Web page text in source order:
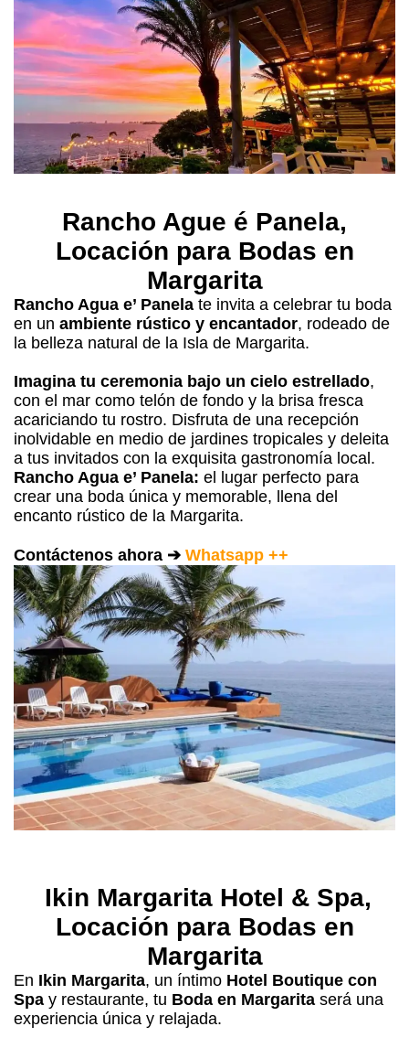
Rancho Ague é Panela,
Locación para Bodas en
Margarita
Rancho Agua e’ Panela te invita a celebrar tu boda
en un ambiente rústico y encantador, rodeado de
la belleza natural de la Isla de Margarita.
Imagina tu ceremonia bajo un cielo estrellado,
con el mar como telón de fondo y la brisa fresca
acariciando tu rostro. Disfruta de una recepción
inolvidable en medio de jardines tropicales y deleita
a tus invitados con la exquisita gastronomía local.
Rancho Agua e’ Panela: el lugar perfecto para
crear una boda única y memorable, llena del
encanto rústico de la Margarita.
Contáctenos ahora ➔ Whatsapp ++
Ikin Margarita Hotel & Spa,
Locación para Bodas en
Margarita
En Ikin Margarita, un íntimo Hotel Boutique con
Spa y restaurante, tu Boda en Margarita será una
experiencia única y relajada.